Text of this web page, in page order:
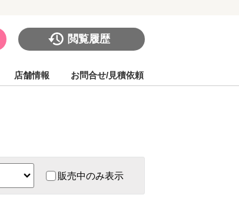
閲覧履歴
店舗情報 お問合せ/見積依頼
販売中のみ表示